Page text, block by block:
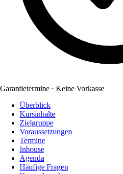
Garantietermine · Keine Vorkasse
Überblick
Kursinhalte
Zielgruppe
Voraussetzungen
Termine
Inhouse
Agenda
Häufige Fragen